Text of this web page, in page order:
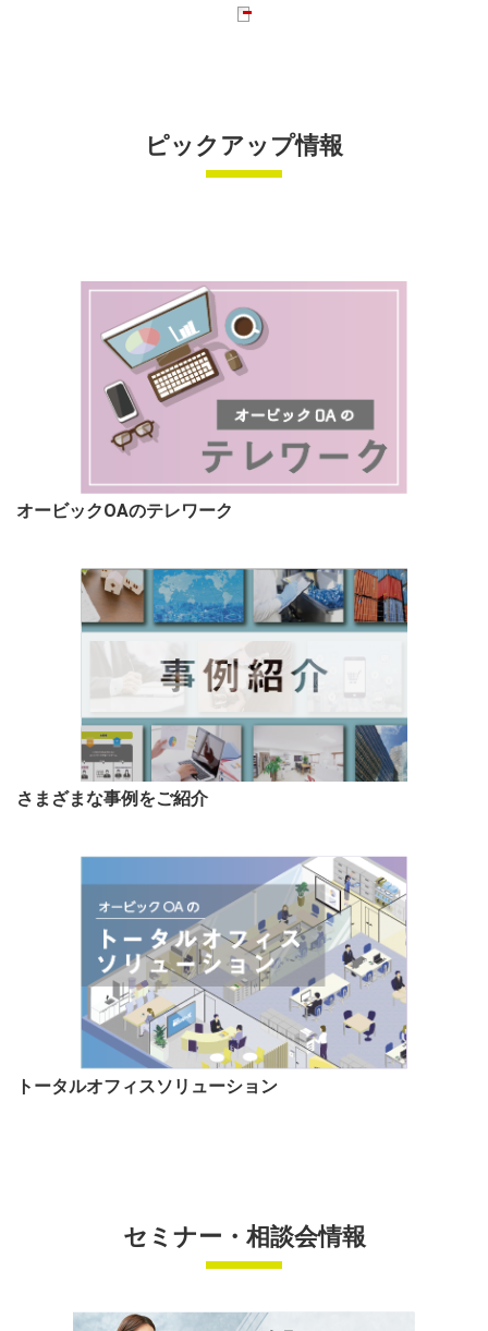
ピックアップ情報
オービックOAのテレワーク
さまざまな事例をご紹介
トータルオフィスソリューション
セミナー・相談会情報